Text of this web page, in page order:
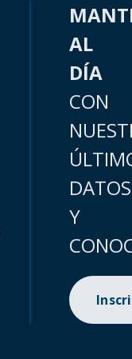
AL
DÍA
CON
DATOS
Y